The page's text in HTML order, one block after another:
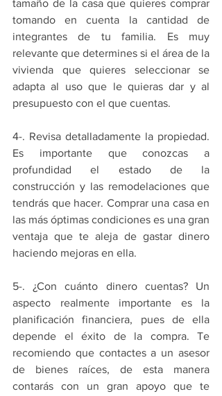
tamaño de la casa que quieres comprar
tomando en cuenta la cantidad de
integrantes de tu familia. Es muy
relevante que determines si el área de la
vivienda que quieres seleccionar se
adapta al uso que le quieras dar y al
presupuesto con el que cuentas.
4-. Revisa detalladamente la propiedad.
Es importante que conozcas a
profundidad el estado de la
construcción y las remodelaciones que
tendrás que hacer. Comprar una casa en
las más óptimas condiciones es una gran
ventaja que te aleja de gastar dinero
haciendo mejoras en ella.
5-. ¿Con cuánto dinero cuentas? Un
aspecto realmente importante es la
planificación financiera, pues de ella
depende el éxito de la compra. Te
recomiendo que contactes a un asesor
de bienes raíces, de esta manera
contarás con un gran apoyo que te